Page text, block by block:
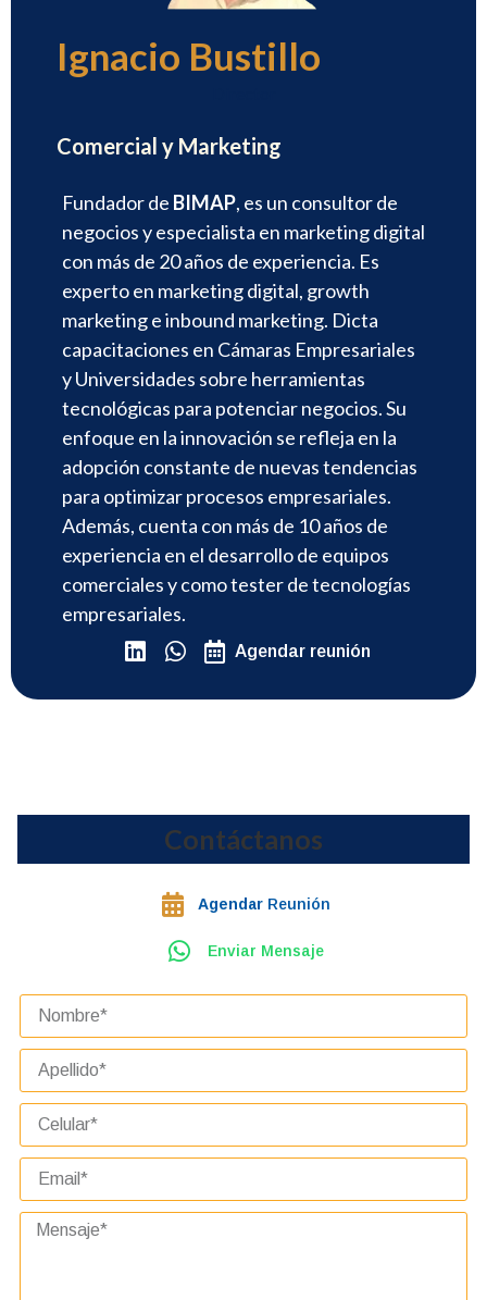
Ignacio Bustillo
Comercial y Marketing
Fundador de BIMAP, es un consultor de
negocios y especialista en marketing digital
con más de 20 años de experiencia. Es
experto en marketing digital, growth
marketing e inbound marketing. Dicta
capacitaciones en Cámaras Empresariales
y Universidades sobre herramientas
tecnológicas para potenciar negocios. Su
enfoque en la innovación se refleja en la
adopción constante de nuevas tendencias
para optimizar procesos empresariales.
Además, cuenta con más de 10 años de
experiencia en el desarrollo de equipos
comerciales y como tester de tecnologías
empresariales.
Agendar reunión
Contáctanos
Agendar Reunión
Enviar Mensaje